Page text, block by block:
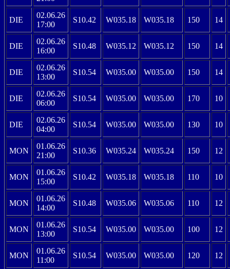
DIE
02.06.26
17:00
S10.42 W035.18 W035.18 150 14
DIE
02.06.26
16:00
S10.48 W035.12 W035.12 150 14
DIE
02.06.26
13:00
S10.54 W035.00 W035.00 150 14
DIE
02.06.26
06:00
S10.54 W035.00 W035.00 170 10
DIE
02.06.26
04:00
S10.54 W035.00 W035.00 130 10
MON
01.06.26
21:00
S10.36 W035.24 W035.24 150 12
MON
01.06.26
15:00
S10.42 W035.18 W035.18 110 10
MON
01.06.26
14:00
S10.48 W035.06 W035.06 110 12
MON
01.06.26
13:00
S10.54 W035.00 W035.00 100 12
MON
01.06.26
11:00
S10.54 W035.00 W035.00 120 12